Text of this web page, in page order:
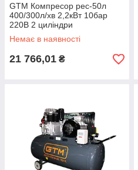
GTM Компресор рес-50л
400/300л/хв 2,2кВт 10бар
220В 2 циліндри
Немає в наявності
21 766,01 ₴